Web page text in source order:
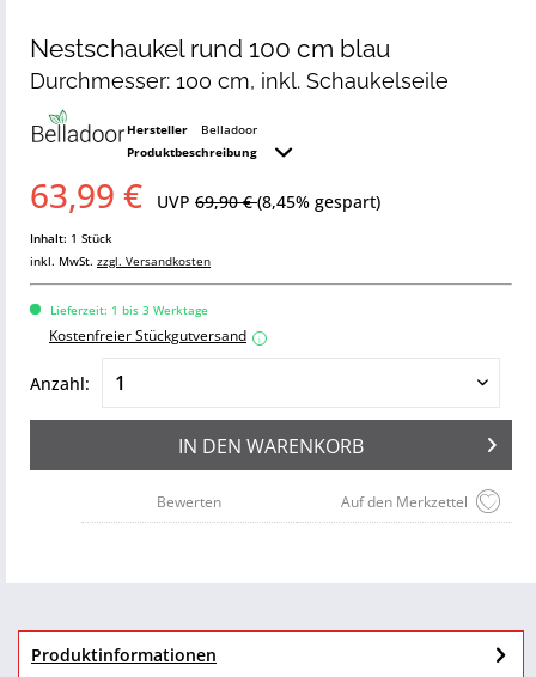
Nestschaukel rund 100 cm blau
Durchmesser: 100 cm, inkl. Schaukelseile
Hersteller
Belladoor
Produktbeschreibung
63,99 € UVP 69,90 €(8,45% gespart)
Inhalt: 1 Stück
inkl. MwSt. zzgl. Versandkosten
Lieferzeit: 1 bis 3 Werktage
Kostenfreier Stückgutversand i
Anzahl:
IN DEN WARENKORB
Auf den Merkzettel
Bewerten
Produktinformationen